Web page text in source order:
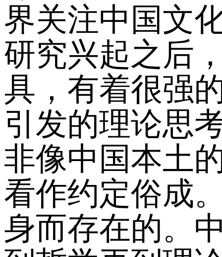
界关注中国文
研究兴起之后
具，有着很强
引发的理论思
非像中国本土
看作约定俗成
身而存在的。